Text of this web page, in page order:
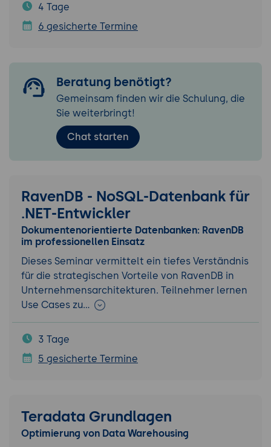
4 Tage
6 gesicherte Termine
Beratung benötigt?
Gemeinsam finden wir die Schulung, die
Sie weiterbringt!
Chat starten
RavenDB - NoSQL-Datenbank für
.NET-Entwickler
Dokumentenorientierte Datenbanken: RavenDB
im professionellen Einsatz
Dieses Seminar vermittelt ein tiefes Verständnis
für die strategischen Vorteile von RavenDB in
Unternehmensarchitekturen. Teilnehmer lernen
Use Cases zu…
3 Tage
5 gesicherte Termine
Teradata Grundlagen
Optimierung von Data Warehousing